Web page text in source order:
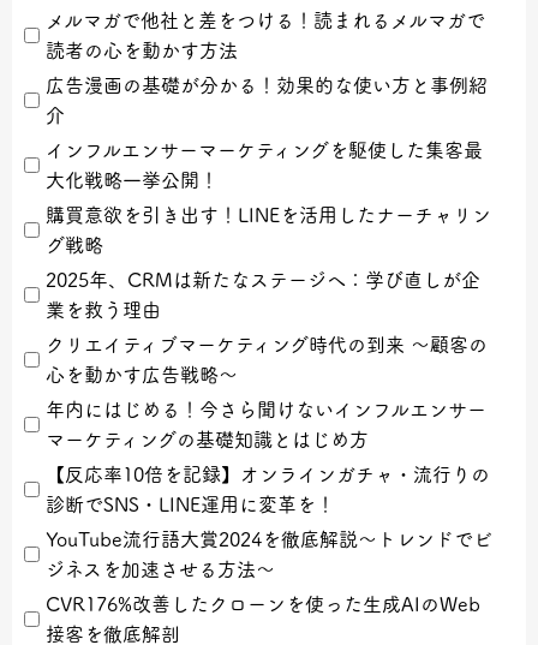
メルマガで他社と差をつける！読まれるメルマガで
読者の心を動かす方法
広告漫画の基礎が分かる！効果的な使い方と事例紹
介
インフルエンサーマーケティングを駆使した集客最
大化戦略一挙公開！
購買意欲を引き出す！LINEを活用したナーチャリン
グ戦略
2025年、CRMは新たなステージへ：学び直しが企
業を救う理由
クリエイティブマーケティング時代の到来 ～顧客の
心を動かす広告戦略～
年内にはじめる！今さら聞けないインフルエンサー
マーケティングの基礎知識とはじめ方
【反応率10倍を記録】オンラインガチャ・流行りの
診断でSNS・LINE運用に変革を！
YouTube流行語大賞2024を徹底解説〜トレンドでビ
ジネスを加速させる方法〜
CVR176%改善したクローンを使った生成AIのWeb
接客を徹底解剖